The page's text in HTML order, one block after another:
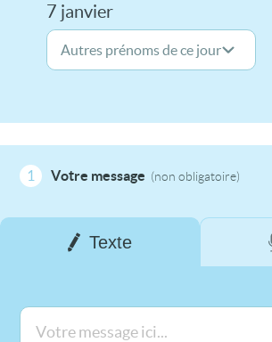
7 janvier
1 Votre message (non obligatoire)
Texte